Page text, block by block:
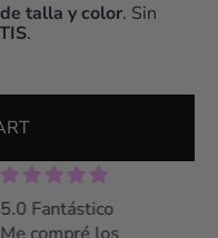
talla y color. Sin
.